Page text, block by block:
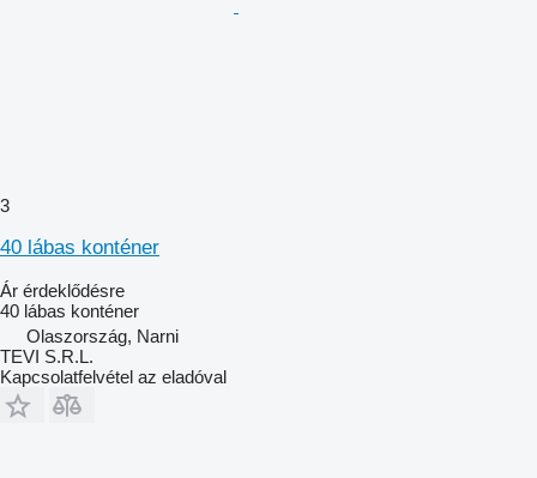
3
40 lábas konténer
Ár érdeklődésre
40 lábas konténer
Olaszország, Narni
TEVI S.R.L.
Kapcsolatfelvétel az eladóval